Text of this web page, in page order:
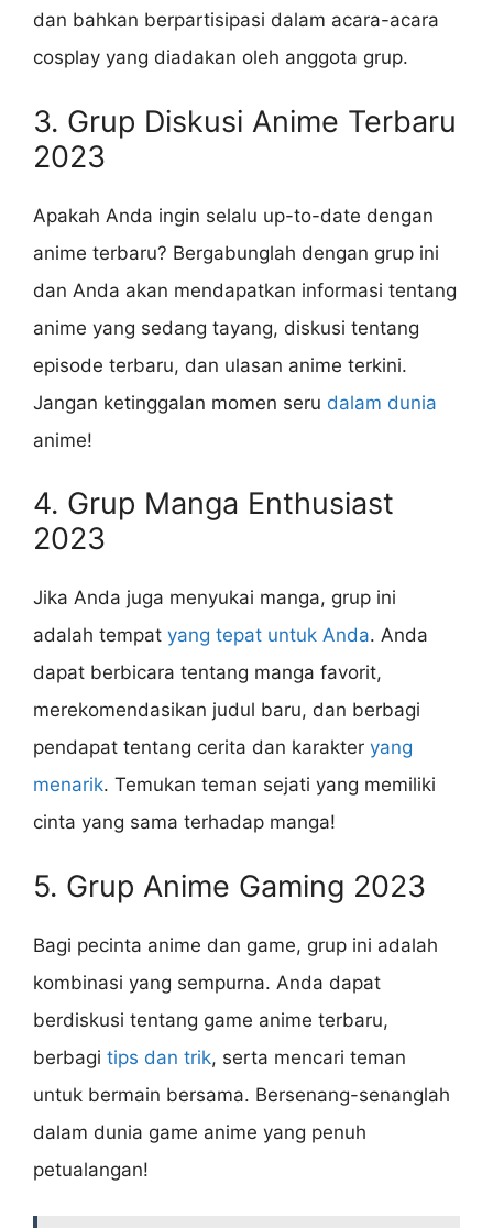
dan bahkan berpartisipasi dalam acara-acara
cosplay yang diadakan oleh anggota grup.
3. Grup Diskusi Anime Terbaru
2023
Apakah Anda ingin selalu up-to-date dengan
anime terbaru? Bergabunglah dengan grup ini
dan Anda akan mendapatkan informasi tentang
anime yang sedang tayang, diskusi tentang
episode terbaru, dan ulasan anime terkini.
Jangan ketinggalan momen seru dalam dunia
anime!
4. Grup Manga Enthusiast
2023
Jika Anda juga menyukai manga, grup ini
adalah tempat yang tepat untuk Anda. Anda
dapat berbicara tentang manga favorit,
merekomendasikan judul baru, dan berbagi
pendapat tentang cerita dan karakter yang
menarik. Temukan teman sejati yang memiliki
cinta yang sama terhadap manga!
5. Grup Anime Gaming 2023
Bagi pecinta anime dan game, grup ini adalah
kombinasi yang sempurna. Anda dapat
berdiskusi tentang game anime terbaru,
berbagi tips dan trik, serta mencari teman
untuk bermain bersama. Bersenang-senanglah
dalam dunia game anime yang penuh
petualangan!